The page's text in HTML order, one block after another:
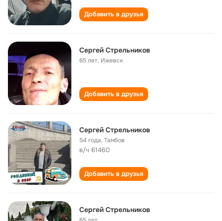
Добавить в друзья
Сергей Стрельников
65 лет, Ижевск
Добавить в друзья
Сергей Стрельников
54 года,Тамбов
в/ч 61460
Добавить в друзья
Сергей Стрельников